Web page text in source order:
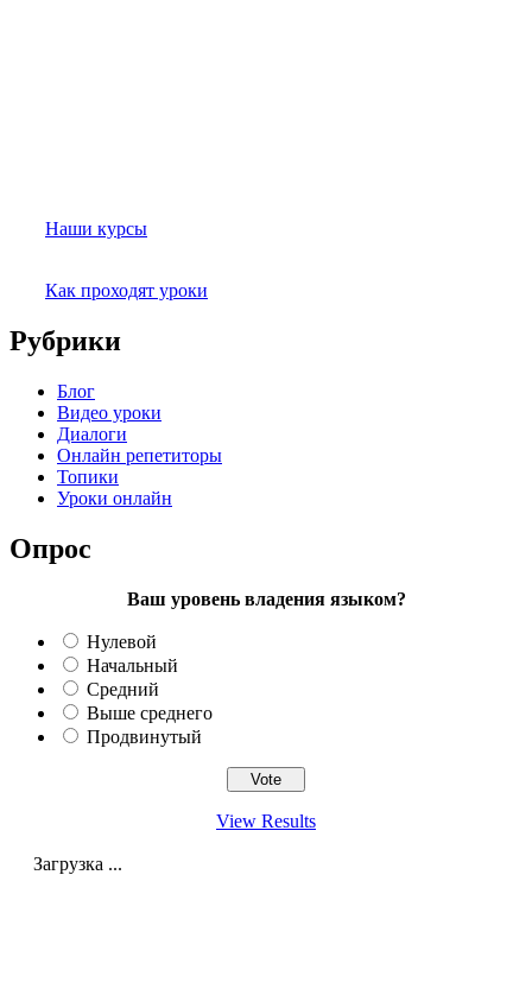
Наши курсы
Как проходят уроки
Рубрики
Блог
Видео уроки
Диалоги
Онлайн репетиторы
Топики
Уроки онлайн
Опрос
Ваш уровень владения языком?
Нулевой
Начальный
Средний
Выше среднего
Продвинутый
View Results
Загрузка ...